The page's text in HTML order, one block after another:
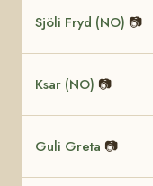
Sjöli Fryd (NO) 📷
Ksar (NO) 📷
Guli Greta 📷